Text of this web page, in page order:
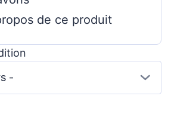
de ce produit
-